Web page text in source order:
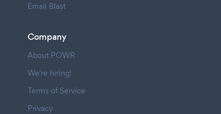
Email Blast
Company
About POWR
We're hiring!
Terms of Service
Privacy